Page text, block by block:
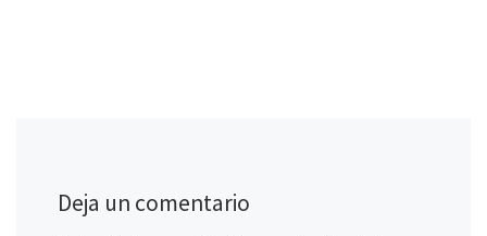
Deja un comentario